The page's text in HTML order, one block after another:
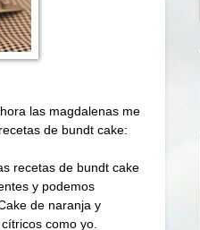
las magdalenas me
de bundt cake:
recetas de bundt cake
y podemos
de naranja y
como yo.